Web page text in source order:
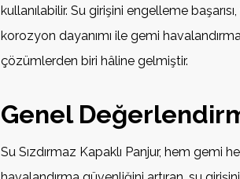
kullanılabilir. Su girişini engelleme
korozyon dayanımı ile gemi
çözümlerden biri hâline gelmiştir.
Genel
Su Sızdırmaz Kapaklı Panjur, hem gemi